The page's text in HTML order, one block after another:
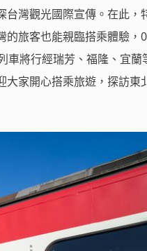
台灣觀光國際宣傳。在此，
的旅客也能親臨搭乘體驗，
車將行經瑞芳、福隆、宜蘭
大家開心搭乘旅遊，探訪東